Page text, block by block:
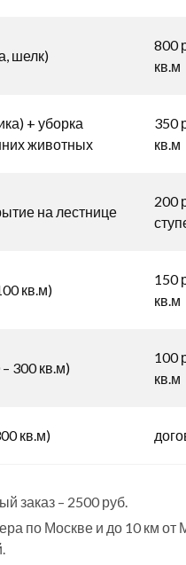
шелк)
800
кв.м
+ уборка
животных
350
кв.м
на лестнице
200
кв.м)
150
кв.м
300 кв.м)
100
кв.м
кв.м)
заказ – 2500 руб.
по Москве и до 10 км от